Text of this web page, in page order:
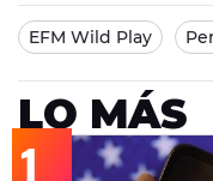
EFM Wild Play
LO MÁS